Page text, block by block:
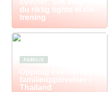
kvinner: Slik velger
du riktig tights til din
trening
FAMILIE
Oppdag eventyrlige
familieopplevelser i
Thailand